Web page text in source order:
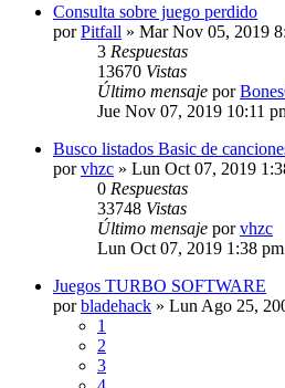
Consulta sobre juego perdido
porPitfall » Mar Nov 05, 2019
3 Respuestas
13670 Vistas
Último mensaje por
Jue Nov 07, 2019 10:11
Busco listados Basic de
porvhzc » Lun Oct 07, 2019
0 Respuestas
33748 Vistas
Último mensaje porvhzc
Lun Oct 07, 2019 1:38 pm
Juegos TURBO SOFTWARE
porbladehack » Lun Ago 25,
1
2
3